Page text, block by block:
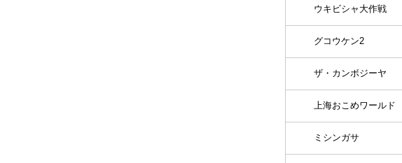
ウキビシャ大作戦
グコウケン2
ザ・カンボジーヤ
上海おこめワールド
ミシンガサ